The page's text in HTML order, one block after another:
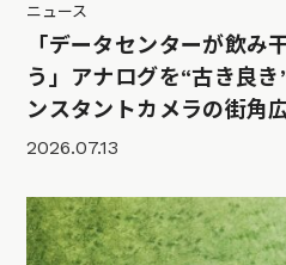
ニュース
「データセンターが飲み
う」アナログを“古き良
ンスタントカメラの街角
2026.07.13